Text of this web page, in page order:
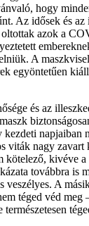
hogy
Az idősek és
azok a
A
egyöntetűen
és az
napjaiban
viták nagy zavart
kötelező, kivéve a
továbbra is
veszélyes. A
téged véd meg